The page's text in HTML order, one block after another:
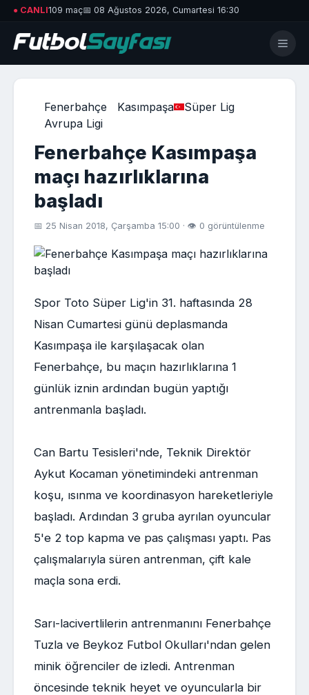
● CANLI109 maç📅 08 Ağustos 2026, Cumartesi 16:30
Fenerbahçe Kasımpaşa
Süper Lig
Avrupa Ligi
Fenerbahçe Kasımpaşa
maçı hazırlıklarına
başladı
📅 25 Nisan 2018, Çarşamba 15:00 · 👁 0 görüntülenme
Spor Toto Süper Lig'in 31. haftasında 28
Nisan Cumartesi günü deplasmanda
Kasımpaşa ile karşılaşacak olan
Fenerbahçe, bu maçın hazırlıklarına 1
günlük iznin ardından bugün yaptığı
antrenmanla başladı.
Can Bartu Tesisleri'nde, Teknik Direktör
Aykut Kocaman yönetimindeki antrenman
koşu, ısınma ve koordinasyon hareketleriyle
başladı. Ardından 3 gruba ayrılan oyuncular
5'e 2 top kapma ve pas çalışması yaptı. Pas
çalışmalarıyla süren antrenman, çift kale
maçla sona erdi.
Sarı-lacivertlilerin antrenmanını Fenerbahçe
Tuzla ve Beykoz Futbol Okulları'ndan gelen
minik öğrenciler de izledi. Antrenman
öncesinde teknik heyet ve oyuncularla bir